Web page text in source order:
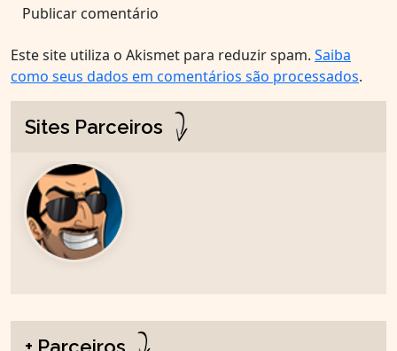
Este site utiliza o Akismet para reduzir spam. Saiba
como seus dados em comentários são processados.
Sites Parceiros